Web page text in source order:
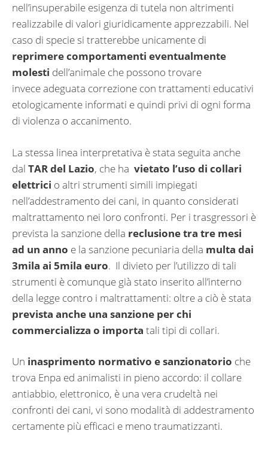
nell’insuperabile esigenza di tutela non altrimenti
realizzabile di valori giuridicamente apprezzabili. Nel
caso di specie si tratterebbe unicamente di
reprimere comportamenti eventualmente
molesti dell’animale che possono trovare
invece adeguata correzione con trattamenti educativi
etologicamente informati e quindi privi di ogni forma
di violenza o accanimento.
La stessa linea interpretativa è stata seguita anche
dal TAR del Lazio, che ha vietato l’uso di collari
elettrici o altri strumenti simili impiegati
nell’addestramento dei cani, in quanto considerati
maltrattamento nei loro confronti. Per i trasgressori è
prevista la sanzione della reclusione tra tre mesi
ad un anno e la sanzione pecuniaria della multa dai
3mila ai 5mila euro. Il divieto per l’utilizzo di tali
strumenti è comunque già stato inserito all’interno
della legge contro i maltrattamenti: oltre a ciò è stata
prevista anche una sanzione per chi
commercializza o importa tali tipi di collari.
Un inasprimento normativo e sanzionatorio che
trova Enpa ed animalisti in pieno accordo: il collare
antiabbio, elettronico, è una vera crudeltà nei
confronti dei cani, vi sono modalità di addestramento
certamente più efficaci e meno traumatizzanti.